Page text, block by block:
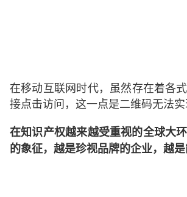
在移动互联网时代，虽然存在着各
接点击访问，这一点是二维码无法实
在知识产权越来越受重视的全球大
的象征，越是珍视品牌的企业，越